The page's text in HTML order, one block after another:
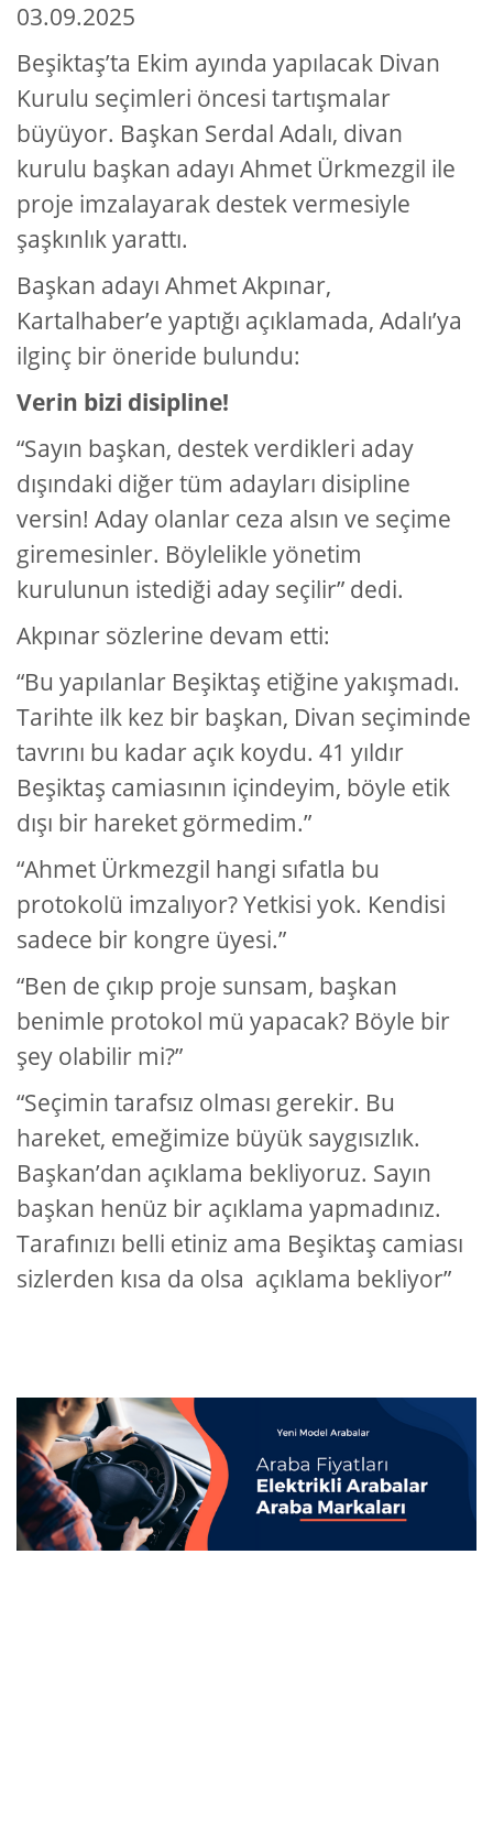
03.09.2025
Beşiktaş’ta Ekim ayında yapılacak Divan
Kurulu seçimleri öncesi tartışmalar
büyüyor. Başkan Serdal Adalı, divan
kurulu başkan adayı Ahmet Ürkmezgil ile
proje imzalayarak destek vermesiyle
şaşkınlık yarattı.
Başkan adayı Ahmet Akpınar,
Kartalhaber’e yaptığı açıklamada, Adalı’ya
ilginç bir öneride bulundu:
Verin bizi disipline!
“Sayın başkan, destek verdikleri aday
dışındaki diğer tüm adayları disipline
versin! Aday olanlar ceza alsın ve seçime
giremesinler. Böylelikle yönetim
kurulunun istediği aday seçilir” dedi.
Akpınar sözlerine devam etti:
“Bu yapılanlar Beşiktaş etiğine yakışmadı.
Tarihte ilk kez bir başkan, Divan seçiminde
tavrını bu kadar açık koydu. 41 yıldır
Beşiktaş camiasının içindeyim, böyle etik
dışı bir hareket görmedim.”
“Ahmet Ürkmezgil hangi sıfatla bu
protokolü imzalıyor? Yetkisi yok. Kendisi
sadece bir kongre üyesi.”
“Ben de çıkıp proje sunsam, başkan
benimle protokol mü yapacak? Böyle bir
şey olabilir mi?”
“Seçimin tarafsız olması gerekir. Bu
hareket, emeğimize büyük saygısızlık.
Başkan’dan açıklama bekliyoruz. Sayın
başkan henüz bir açıklama yapmadınız.
Tarafınızı belli etiniz ama Beşiktaş camiası
sizlerden kısa da olsa açıklama bekliyor”